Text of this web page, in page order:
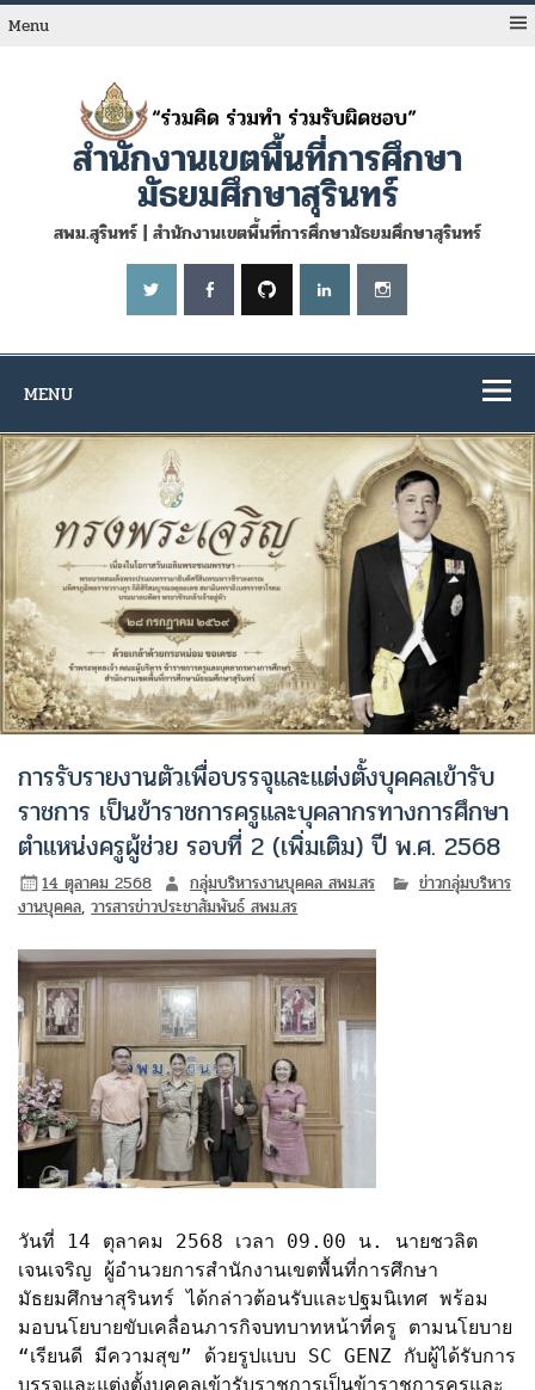
Skip
toMenu
สำนักงานเขตพื้นที่การศึกษา
มัธยมศึกษาสุรินทร์
สพม.สุรินทร์ | สำนักงานเขตพื้นที่การศึกษามัธยมศึกษาสุรินทร์
MENU
การรับรายงานตัวเพื่อบรรจุและแต่งตั้งบุคคลเข้ารับ
ราชการ เป็นข้าราชการครูและบุคลากรทางการศึกษา
ตำแหน่งครูผู้ช่วย รอบที่ 2 (เพิ่มเติม) ปี พ.ศ. 2568
14 ตุลาคม 2568 กลุ่มบริหารงานบุคคล สพม.สร
ข่าวกลุ่มบริหาร
งานบุคคล,วารสารข่าวประชาสัมพันธ์ สพม.สร
วันที่ 14 ตุลาคม 2568 เวลา 09.00 น. นายชวลิต
เจนเจริญ ผู้อำนวยการสำนักงานเขตพื้นที่การศึกษา
มัธยมศึกษาสุรินทร์ได้กล่าวต้อนรับและปฐมนิเทศ พร้อม
มอบนโยบายขับเคลื่อนภารกิจบทบาทหน้าที่ครู ตามนโยบาย
“เรียนดี มีความสุข” ด้วยรูปแบบ SC GENZ กับผู้ได้รับการ
บรรจุและแต่งตั้งบุคคลเข้ารับราชการเป็นข้าราชการครูและ